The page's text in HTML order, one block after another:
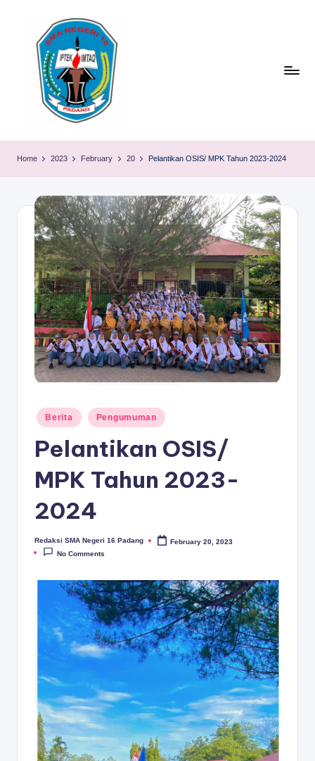
M
A
N
6
P
A
D
A
N
LAKU)
Home 2023 February 20 Pelantikan OSIS/ MPK Tahun 2023-2024
Posted
in
Berita Pengumuman
Pelantikan OSIS/
MPK Tahun 2023-
2024
Posted
by
Redaksi SMA Negeri 16 Padang
February 20, 2023
No Comments